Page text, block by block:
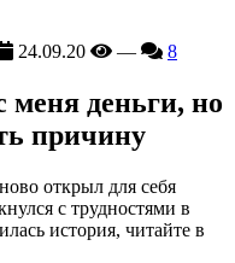
24.09.20 — 8
меня деньги, но
причину
открыл для себя
с трудностями в
история, читайте в